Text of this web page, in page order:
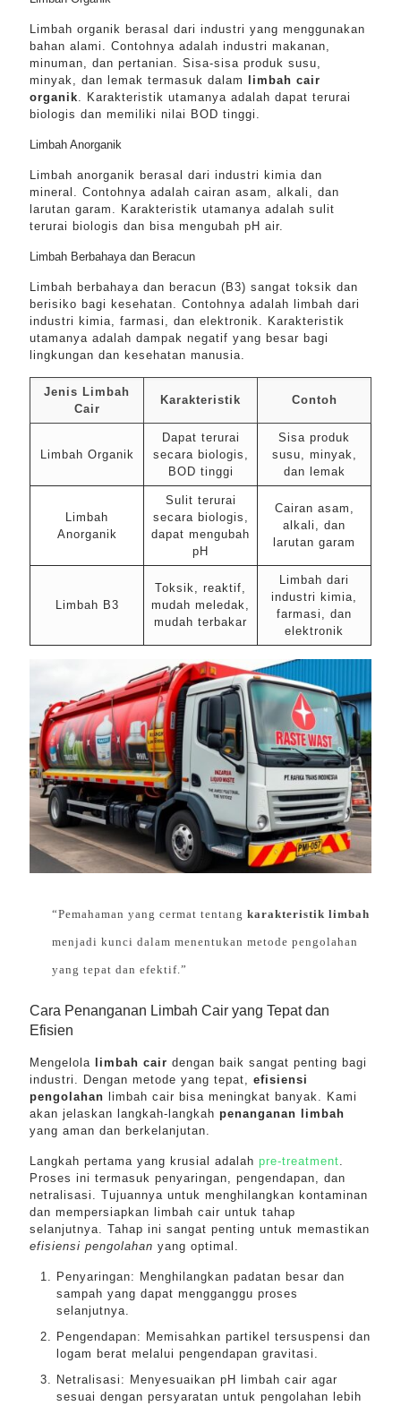
Limbah organik berasal dari industri yang menggunakan
bahan alami. Contohnya adalah industri makanan,
minuman, dan pertanian. Sisa-sisa produk susu,
minyak, dan lemak termasuk dalam
limbah cair
organik. Karakteristik utamanya adalah dapat terurai
biologis dan memiliki nilai BOD tinggi.
Limbah Anorganik
Limbah anorganik berasal dari industri kimia dan
mineral. Contohnya adalah cairan asam, alkali, dan
larutan garam. Karakteristik utamanya adalah sulit
terurai biologis dan bisa mengubah pH air.
Limbah Berbahaya dan Beracun
Limbah berbahaya dan beracun (B3) sangat toksik dan
berisiko bagi kesehatan. Contohnya adalah limbah dari
industri kimia, farmasi, dan elektronik. Karakteristik
utamanya adalah dampak negatif yang besar bagi
lingkungan dan kesehatan manusia.
Jenis Limbah
Cair
Karakteristik Contoh
Limbah Organik
Dapat terurai
secara biologis,
BOD tinggi
Sisa produk
susu, minyak,
dan lemak
Limbah
Anorganik
Sulit terurai
secara biologis,
dapat mengubah
pH
Cairan asam,
alkali, dan
larutan garam
Limbah B3
Toksik, reaktif,
mudah meledak,
mudah terbakar
Limbah dari
industri kimia,
farmasi, dan
elektronik
“Pemahaman yang cermat tentang karakteristik limbah
menjadi kunci dalam menentukan metode pengolahan
yang tepat dan efektif.”
Cara Penanganan Limbah Cair yang Tepat dan
Efisien
Mengelola limbah cair dengan baik sangat penting bagi
industri. Dengan metode yang tepat, efisiensi
pengolahan limbah cair bisa meningkat banyak. Kami
akan jelaskan langkah-langkah penanganan limbah
yang aman dan berkelanjutan.
Langkah pertama yang krusial adalah pre-treatment.
Proses ini termasuk penyaringan, pengendapan, dan
netralisasi. Tujuannya untuk menghilangkan kontaminan
dan mempersiapkan limbah cair untuk tahap
selanjutnya. Tahap ini sangat penting untuk memastikan
efisiensi pengolahan yang optimal.
Penyaringan: Menghilangkan padatan besar dan
sampah yang dapat mengganggu proses
selanjutnya.
Pengendapan: Memisahkan partikel tersuspensi dan
logam berat melalui pengendapan gravitasi.
Netralisasi: Menyesuaikan pH limbah cair agar
sesuai dengan persyaratan untuk pengolahan lebih